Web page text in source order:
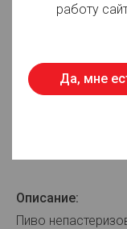
Оттенок:
Страна
Описание:
Пиво
работу
Да, мне